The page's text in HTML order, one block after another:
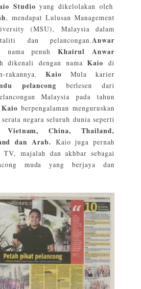
Studio yang dikelolakan oleh
, mendapat Lulusan Management
(MSU), Malaysia dalam
dan pelancongan.Anwar
nama penuhKhairul Anwar
dikenali dengan nama Kaio di
rakannya.KaioMula karier
pelancong berlesen dari
Malaysia pada tahun
Kaio berpengalaman menguruskan
negara seluruh dunia seperti
China, Thailand,
dan Arab. Kaio juga pernah
TV, majalah dan akhbar sebagai
muda yang berjaya dan